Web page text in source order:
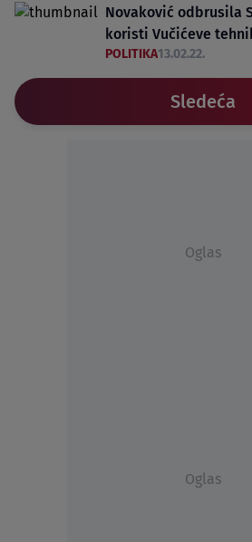
Novaković odbrusila
koristi Vučićeve
POLITIKA13.02.22.
Sledeća
Oglas
Oglas